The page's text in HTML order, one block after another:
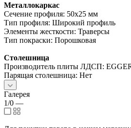
Металлокаркас
Сечение профиля: 50х25 мм
Тип профиля: Широкий профиль
Элементы жесткости: Траверсы
Тип покраски: Порошковая
Столешница
Производитель плиты ЛДСП:
Парящая столешница: Нет
Галерея
1/0 —